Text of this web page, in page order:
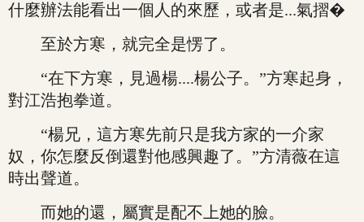
什麼辦法能看出一個人的來歷，或者是...氣摺�
至於方寒，就完全是愣了。
“在下方寒，見過楊....楊公子。”方寒起身，
對江浩抱拳道。
“楊兄，這方寒先前只是我方家的一介家
奴，你怎麼反倒還對他感興趣了。”方清薇在這
時出聲道。
而她的還，屬實是配不上她的臉。